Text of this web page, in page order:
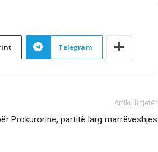
Telegram
Artikulli tjetër
Prokurorinë, partitë larg marrëveshjes